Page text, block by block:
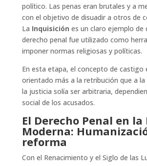
político. Las penas eran brutales y a
con el objetivo de disuadir a otros de
La Inquisición es un claro ejemplo de
derecho penal fue utilizado como
imponer normas religiosas y políticas.
En esta etapa, el concepto de castigo
orientado más a la retribución que a
la justicia solía ser arbitraria,
social de los acusados.
El Derecho Penal en la
Moderna:
reforma
Con el Renacimiento y el Siglo de las